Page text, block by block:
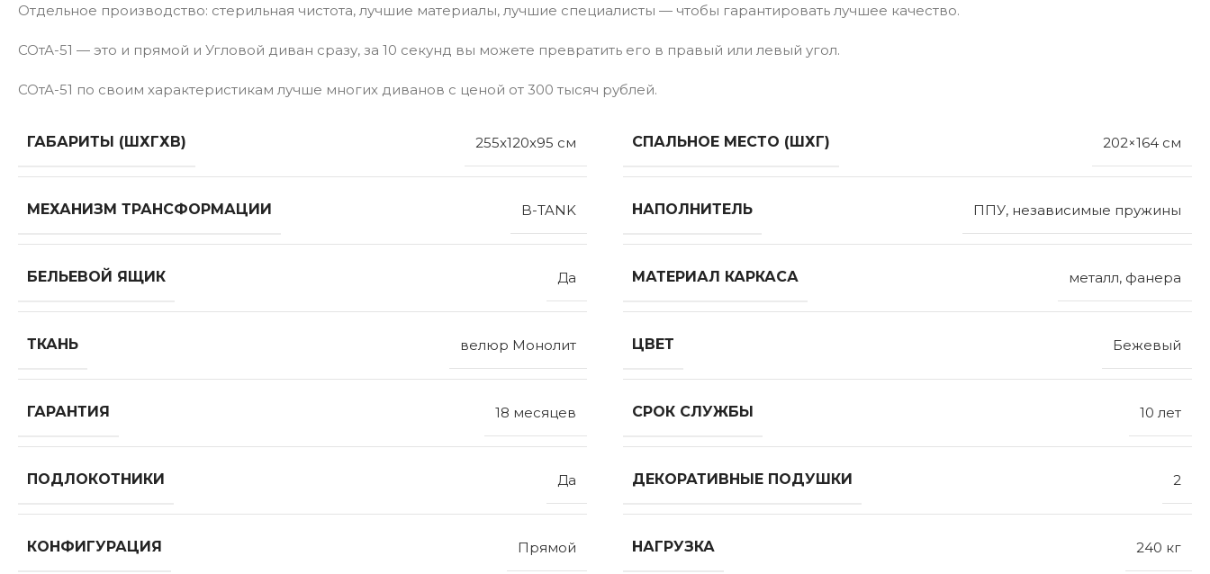
Отдельное производство: стерильная чистота, лучшие материалы, лучшие специалисты — чтобы гарантировать лучшее качество.
СОтА-51 — это и прямой и Угловой диван сразу, за 10 секунд вы можете превратить его в правый или левый угол.
СОтА-51 по своим характеристикам лучше многих диванов с ценой от 300 тысяч рублей.
ГАБАРИТЫ (ШХГХВ) 255x120x95 см СПАЛЬНОЕ МЕСТО (ШХГ) 202×164 см
МЕХАНИЗМ ТРАНСФОРМАЦИИ B-TANK НАПОЛНИТЕЛЬ ППУ, независимые пружины
БЕЛЬЕВОЙ ЯЩИК Да МАТЕРИАЛ КАРКАСА металл, фанера
ТКАНЬ велюр Монолит ЦВЕТ Бежевый
ГАРАНТИЯ 18 месяцев СРОК СЛУЖБЫ 10 лет
ПОДЛОКОТНИКИ Да ДЕКОРАТИВНЫЕ ПОДУШКИ 2
КОНФИГУРАЦИЯ Прямой НАГРУЗКА 240 кг